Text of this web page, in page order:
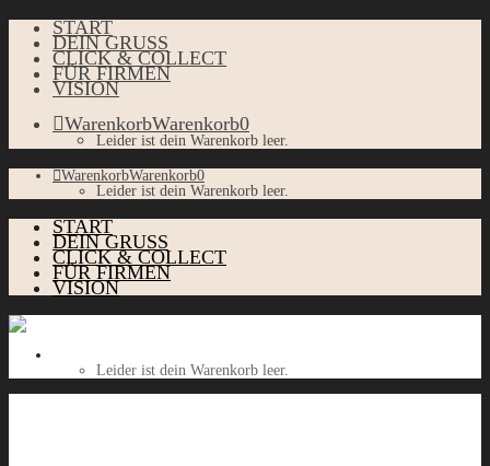
START
DEIN GRUSS
CLICK & COLLECT
FÜR FIRMEN
VISION
WarenkorbWarenkorb0
Leider ist dein Warenkorb leer.
WarenkorbWarenkorb0
Leider ist dein Warenkorb leer.
START
DEIN GRUSS
CLICK & COLLECT
FÜR FIRMEN
VISION
Leider ist dein Warenkorb leer.